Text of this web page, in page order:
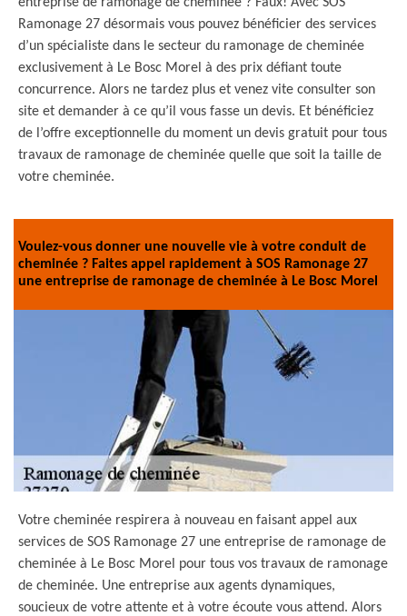
Ramonage 27 désormais vous pouvez bénéficier des services
d’un spécialiste dans le secteur du ramonage de cheminée
exclusivement à Le Bosc Morel à des prix défiant toute
concurrence. Alors ne tardez plus et venez vite consulter son
site et demander à ce qu’il vous fasse un devis. Et bénéficiez
de l’offre exceptionnelle du moment un devis gratuit pour tous
travaux de ramonage de cheminée quelle que soit la taille de
votre cheminée.
Voulez-vous donner une nouvelle vie à votre conduit de
cheminée ? Faites appel rapidement à SOS Ramonage 27
une entreprise de ramonage de cheminée à Le Bosc Morel
Votre cheminée respirera à nouveau en faisant appel aux
services de SOS Ramonage 27 une entreprise de ramonage de
cheminée à Le Bosc Morel pour tous vos travaux de ramonage
de cheminée. Une entreprise aux agents dynamiques,
soucieux de votre attente et à votre écoute vous attend. Alors